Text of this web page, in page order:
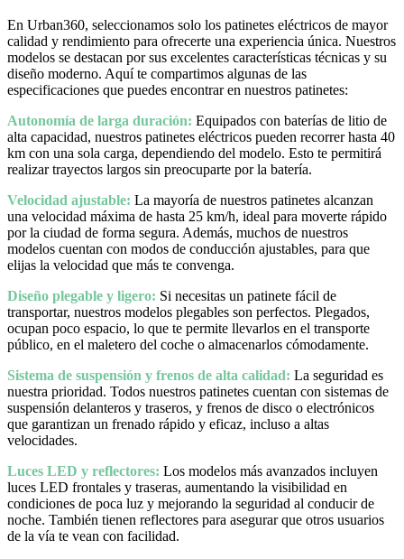
En Urban360, seleccionamos solo los patinetes eléctricos de mayor
calidad y rendimiento para ofrecerte una experiencia única. Nuestros
modelos se destacan por sus excelentes características técnicas y su
diseño moderno. Aquí te compartimos algunas de las
especificaciones que puedes encontrar en nuestros patinetes:
Autonomía de larga duración: Equipados con baterías de litio de
alta capacidad, nuestros patinetes eléctricos pueden recorrer hasta 40
km con una sola carga, dependiendo del modelo. Esto te permitirá
realizar trayectos largos sin preocuparte por la batería.
Velocidad ajustable: La mayoría de nuestros patinetes alcanzan
una velocidad máxima de hasta 25 km/h, ideal para moverte rápido
por la ciudad de forma segura. Además, muchos de nuestros
modelos cuentan con modos de conducción ajustables, para que
elijas la velocidad que más te convenga.
Diseño plegable y ligero: Si necesitas un patinete fácil de
transportar, nuestros modelos plegables son perfectos. Plegados,
ocupan poco espacio, lo que te permite llevarlos en el transporte
público, en el maletero del coche o almacenarlos cómodamente.
Sistema de suspensión y frenos de alta calidad: La seguridad es
nuestra prioridad. Todos nuestros patinetes cuentan con sistemas de
suspensión delanteros y traseros, y frenos de disco o electrónicos
que garantizan un frenado rápido y eficaz, incluso a altas
velocidades.
Luces LED y reflectores: Los modelos más avanzados incluyen
luces LED frontales y traseras, aumentando la visibilidad en
condiciones de poca luz y mejorando la seguridad al conducir de
noche. También tienen reflectores para asegurar que otros usuarios
de la vía te vean con facilidad.